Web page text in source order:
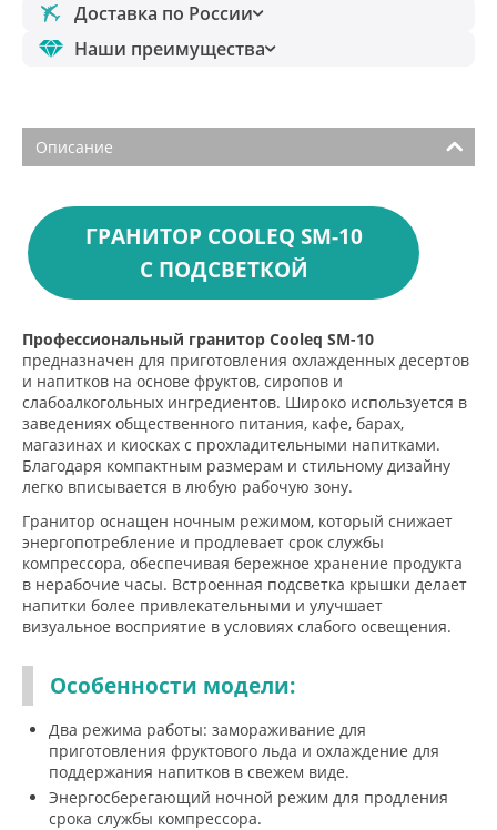
Доставка по России
Наши преимущества
Описание
ГРАНИТОР COOLEQ SM-10
С ПОДСВЕТКОЙ
Профессиональный гранитор Cooleq SM-10
предназначен для приготовления охлажденных десертов
и напитков на основе фруктов, сиропов и
слабоалкогольных ингредиентов. Широко используется в
заведениях общественного питания, кафе, барах,
магазинах и киосках с прохладительными напитками.
Благодаря компактным размерам и стильному дизайну
легко вписывается в любую рабочую зону.
Гранитор оснащен ночным режимом, который снижает
энергопотребление и продлевает срок службы
компрессора, обеспечивая бережное хранение продукта
в нерабочие часы. Встроенная подсветка крышки делает
напитки более привлекательными и улучшает
визуальное восприятие в условиях слабого освещения.
Особенности модели:
Два режима работы: замораживание для
приготовления фруктового льда и охлаждение для
поддержания напитков в свежем виде.
Энергосберегающий ночной режим для продления
срока службы компрессора.